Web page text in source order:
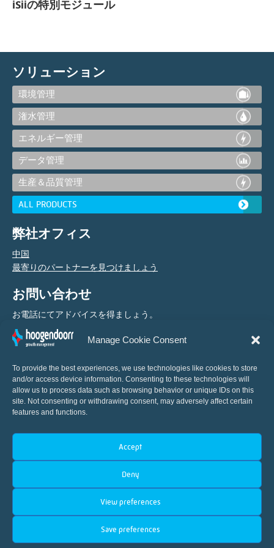
Manage Cookie Consent
To provide the best experiences, we use technologies like cookies to store
and/or access device information. Consenting to these technologies will
allow us to process data such as browsing behavior or unique IDs on this
site. Not consenting or withdrawing consent, may adversely affect certain
features and functions.
Accept
Deny
View preferences
Save preferences
iSiiの特別モジュール
ソリューション
環境管理
潅水管理
エネルギー管理
データ管理
生産＆品質管理
ALL PRODUCTS
弊社オフィス
中国
最寄りのパートナーを見つけましょう
お問い合わせ
お電話にてアドバイスを得ましょう。
+31 (0) 10 460 80 80
園芸の自動化における国際的なイノベーター